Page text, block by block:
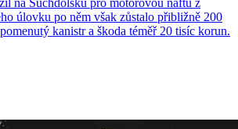
na Suchdolsku pro motorovou naftu z
úlovku po něm však zůstalo přibližně 200
kanistr a škoda téměř 20 tisíc korun.